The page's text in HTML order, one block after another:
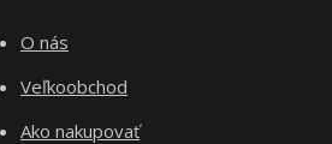
O nás
Veľkoobchod
Ako nakupovať